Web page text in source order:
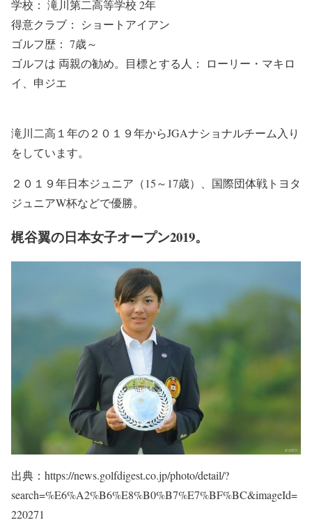
学校： 滝川第二高等学校 2年
得意クラブ： ショートアイアン
ゴルフ歴： 7歳～
ゴルフは 両親の勧め。目標とする人： ローリー・マキロ
イ、申ジエ
滝川二高１年の２０１９年からJGAナショナルチーム入り
をしています。
２０１９年日本ジュニア（15～17歳）、国際団体戦トヨタ
ジュニアW杯などで優勝。
梶谷翼の日本女子オープン2019。
出典：https://news.golfdigest.co.jp/photo/detail/?
search=%E6%A2%B6%E8%B0%B7%E7%BF%BC&imageId=
220271